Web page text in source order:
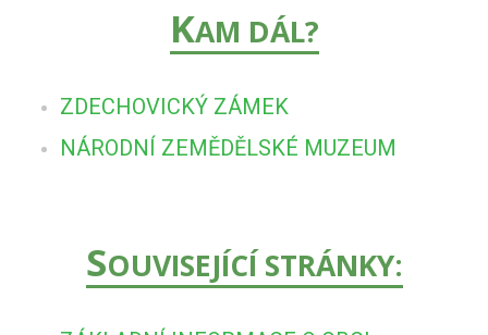
KAM DÁL?
ZDECHOVICKÝ ZÁMEK
NÁRODNÍ ZEMĚDĚLSKÉ MUZEUM
SOUVISEJÍCÍ STRÁNKY: